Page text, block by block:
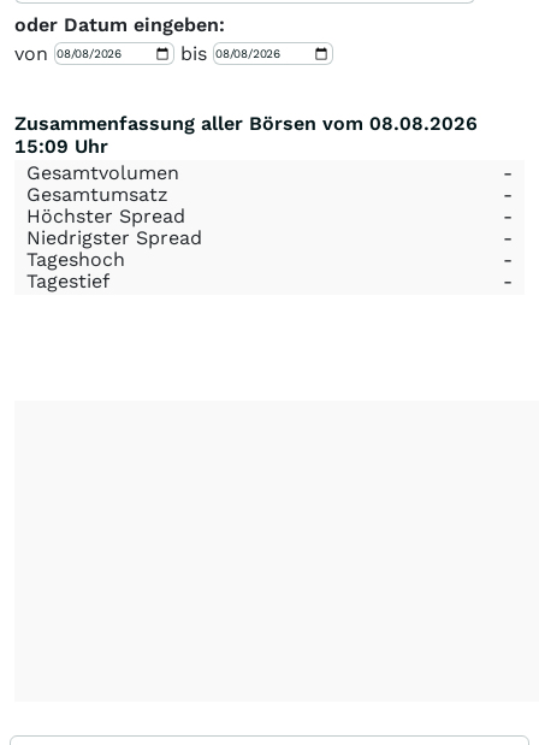
oder Datum eingeben:
von
bis
Zusammenfassung aller Börsen vom 08.08.2026
15:09 Uhr
Gesamtvolumen
-
Gesamtumsatz
-
Höchster Spread
-
Niedrigster Spread
-
Tageshoch
-
Tagestief
-